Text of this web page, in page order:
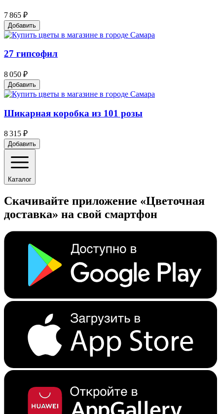
7 865 ₽
Добавить
27 гипсофил
8 050 ₽
Добавить
Шикарная коробка из 101 розы
8 315 ₽
Добавить
Каталог
Скачивайте приложение «Цветочная
доставка» на свой смартфон